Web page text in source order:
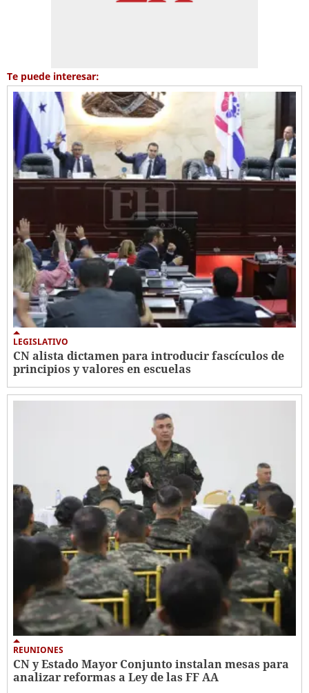
Te puede interesar:
LEGISLATIVO
CN alista dictamen para introducir fascículos de
principios y valores en escuelas
REUNIONES
CN y Estado Mayor Conjunto instalan mesas para
analizar reformas a Ley de las FF AA